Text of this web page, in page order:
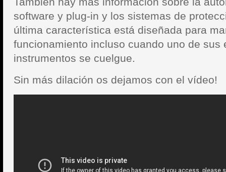
software y plug-in y los sistemas de
última característica está diseñada para
funcionamiento incluso cuando uno de sus
instrumentos se cuelgue.
Sin más dilación os dejamos con el vídeo!